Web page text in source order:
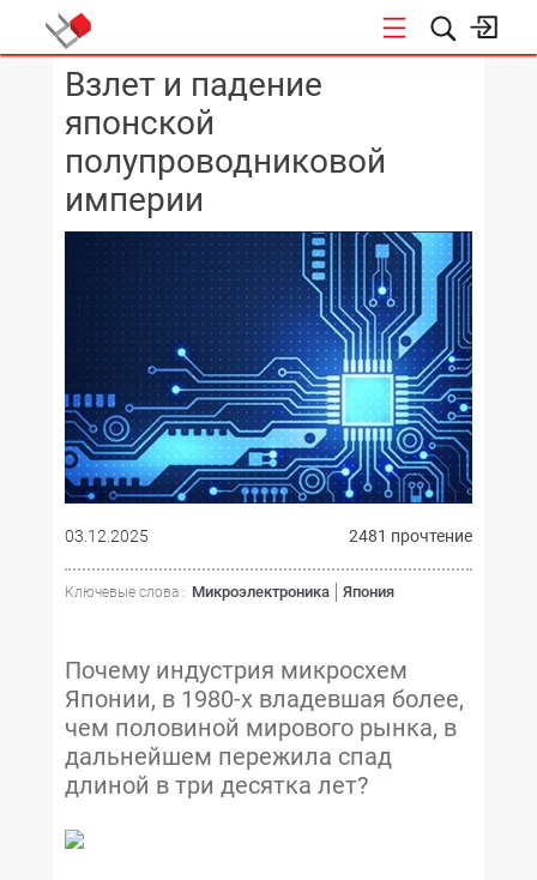
КОНФЕРЕНЦИИ
Взлет и падение
японской
полупроводниковой
империи
03.12.2025 2481 прочтение
Ключевые слова : Микроэлектроника Япония
Почему индустрия микросхем
Японии, в 1980-х владевшая более,
чем половиной мирового рынка, в
дальнейшем пережила спад
длиной в три десятка лет?